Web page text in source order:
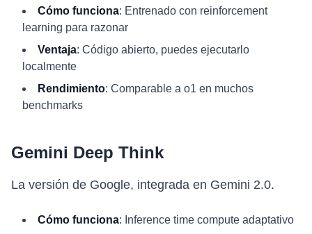
Cómo funciona: Entrenado con reinforcement
learning para razonar
Ventaja: Código abierto, puedes ejecutarlo
localmente
Rendimiento: Comparable a o1 en muchos
benchmarks
Gemini Deep Think
La versión de Google, integrada en Gemini 2.0.
Cómo funciona: Inference time compute adaptativo